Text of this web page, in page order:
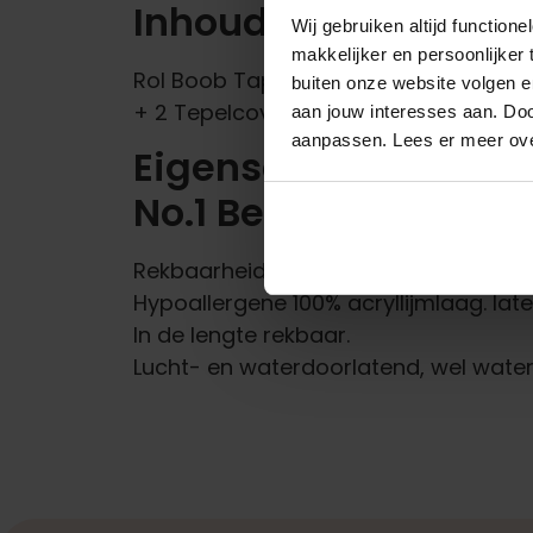
Wij gebruiken altijd
makkelijker en persoonlijker
buiten onze website volgen
aan jouw interesses aan.
aanpassen. Lees er meer
Inhoud van
Rol Boob Tape No.1 Beige 5cm x 5 m
+ 2 Tepelcovers
Eigenschappen van
No.1 Beige:
Rekbaarheid van 130 tot 140%.
Hypoallergene 100% acryllijmlaag.
In de lengte rekbaar.
Lucht- en waterdoorlatend, wel